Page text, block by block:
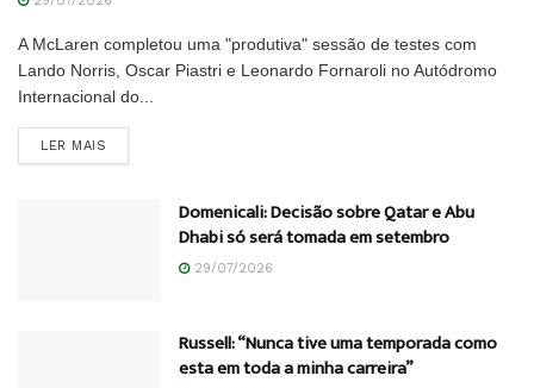
A McLaren completou uma "produtiva" sessão de testes com
Lando Norris, Oscar Piastri e Leonardo Fornaroli no Autódromo
Internacional do...
LER MAIS
Domenicali: Decisão sobre Qatar e Abu
Dhabi só será tomada em setembro
29/07/2026
Russell: “Nunca tive uma temporada como
esta em toda a minha carreira”